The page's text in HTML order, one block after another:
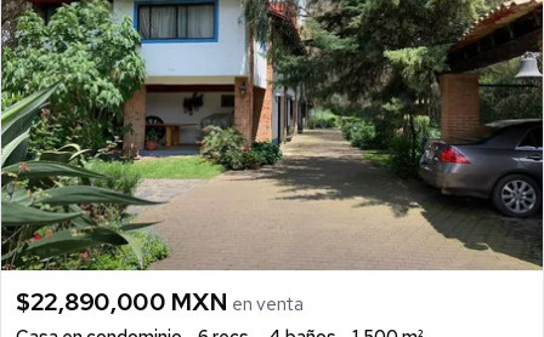
$22,890,000 MXN en venta